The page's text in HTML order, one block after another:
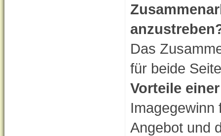
Das
für beide
Vorteile
Imagegewinn
Angebot und